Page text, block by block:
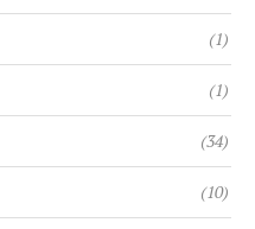
(1)
(1)
(34)
(10)